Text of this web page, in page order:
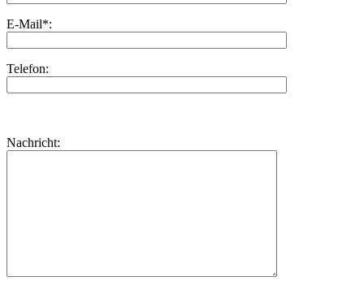
E-Mail*:
Telefon:
dieses
lasse
Nachricht: